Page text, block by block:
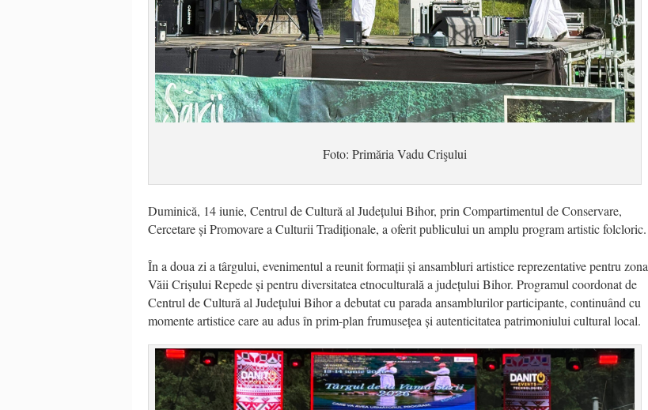
Foto: Primăria Vadu Crişului
Duminică, 14 iunie, Centrul de Cultură al Județului Bihor, prin Compartimentul de Conservare,
Cercetare și Promovare a Culturii Tradiționale, a oferit publicului un amplu program artistic folcloric.
În a doua zi a târgului, evenimentul a reunit formații și ansambluri artistice reprezentative pentru zona
Văii Crișului Repede și pentru diversitatea etnoculturală a județului Bihor. Programul coordonat de
Centrul de Cultură al Județului Bihor a debutat cu parada ansamblurilor participante, continuând cu
momente artistice care au adus în prim-plan frumusețea și autenticitatea patrimoniului cultural local.